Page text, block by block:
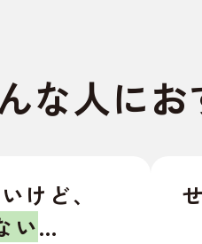
な人にお
けど、
い…